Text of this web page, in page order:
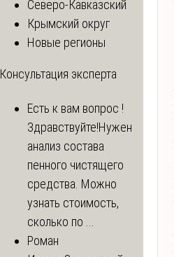
Северо-Кавказский
Крымский округ
Новые регионы
Консультация эксперта
Есть к вам вопрос !
Здравствуйте!Нужен
анализ состава
пенного чистящего
средства. Можно
узнать стоимость,
сколько по ...
Роман